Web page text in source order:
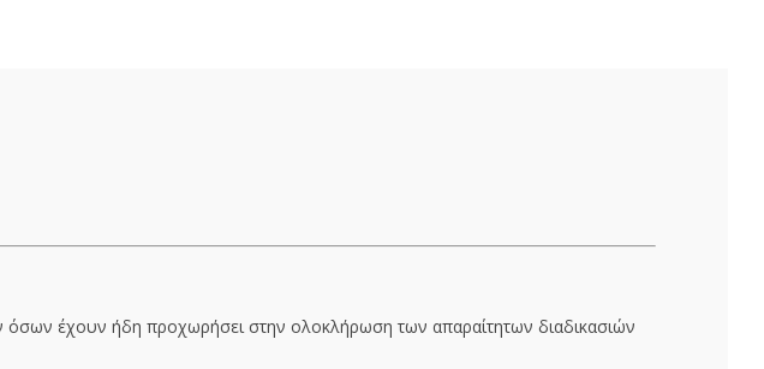
όσων έχουν ήδη προχωρήσει στην ολοκλήρωση των απαραίτητων διαδικασιών